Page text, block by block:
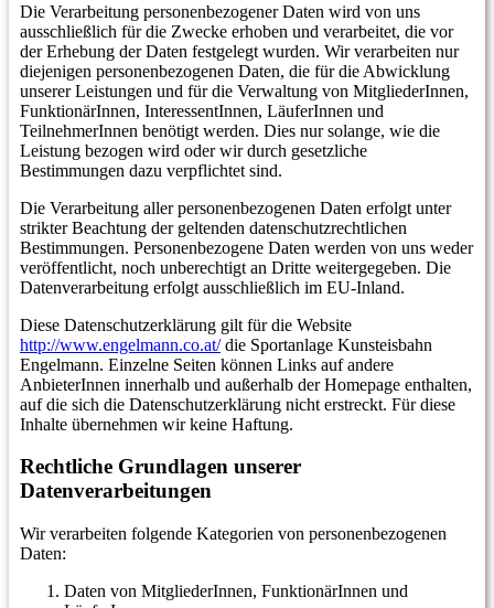
Die Verarbeitung personenbezogener Daten wird von uns
ausschließlich für die Zwecke erhoben und verarbeitet, die vor
der Erhebung der Daten festgelegt wurden. Wir verarbeiten nur
diejenigen personenbezogenen Daten, die für die Abwicklung
unserer Leistungen und für die Verwaltung von MitgliederInnen,
FunktionärInnen, InteressentInnen, LäuferInnen und
TeilnehmerInnen benötigt werden. Dies nur solange, wie die
Leistung bezogen wird oder wir durch gesetzliche
Bestimmungen dazu verpflichtet sind.
Die Verarbeitung aller personenbezogenen Daten erfolgt unter
strikter Beachtung der geltenden datenschutzrechtlichen
Bestimmungen. Personenbezogene Daten werden von uns weder
veröffentlicht, noch unberechtigt an Dritte weitergegeben. Die
Datenverarbeitung erfolgt ausschließlich im EU-Inland.
Diese Datenschutzerklärung gilt für die Website
http://www.engelmann.co.at/die Sportanlage Kunsteisbahn
Engelmann. Einzelne Seiten können Links auf andere
AnbieterInnen innerhalb und außerhalb der Homepage enthalten,
auf die sich die Datenschutzerklärung nicht erstreckt. Für diese
Inhalte übernehmen wir keine Haftung.
Rechtliche Grundlagen unserer
Datenverarbeitungen
Wir verarbeiten folgende Kategorien von personenbezogenen
Daten:
Daten von MitgliederInnen, FunktionärInnen und